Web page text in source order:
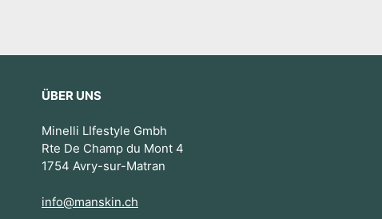
ÜBER UNS
Minelli LIfestyle Gmbh
Rte De Champ du Mont 4
1754 Avry-sur-Matran
info@manskin.ch